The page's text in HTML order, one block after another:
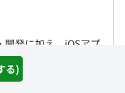
る)
開発に加え、iOSアプ
客様にとって最適な
ラーのiOS全体の技